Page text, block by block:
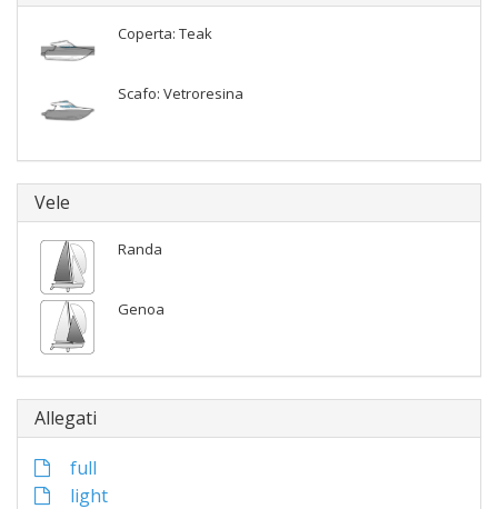
Coperta: Teak
Scafo: Vetroresina
Vele
Randa
Genoa
Allegati
full
light